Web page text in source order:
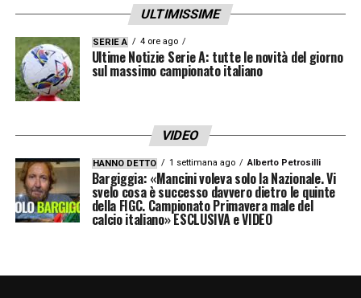
ULTIMISSIME
SERIE A 4 ore ago
Ultime Notizie Serie A: tutte le novità del giorno
sul massimo campionato italiano
VIDEO
HANNO DETTO 1 settimana ago Alberto Petrosilli
Bargiggia: «Mancini voleva solo la Nazionale. Vi
svelo cosa è successo davvero dietro le quinte
della FIGC. Campionato Primavera male del
calcio italiano» ESCLUSIVA e VIDEO